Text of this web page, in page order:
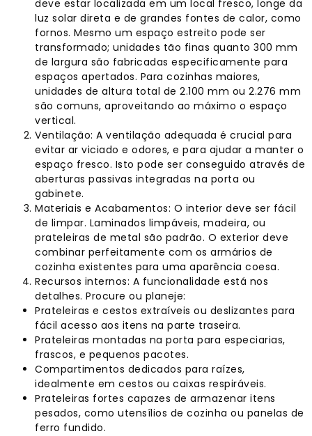
deve estar localizada em um local fresco, longe da
luz solar direta e de grandes fontes de calor, como
fornos. Mesmo um espaço estreito pode ser
transformado; unidades tão finas quanto 300 mm
de largura são fabricadas especificamente para
espaços apertados. Para cozinhas maiores,
unidades de altura total de 2.100 mm ou 2.276 mm
são comuns, aproveitando ao máximo o espaço
vertical.
Ventilação: A ventilação adequada é crucial para
evitar ar viciado e odores, e para ajudar a manter o
espaço fresco. Isto pode ser conseguido através de
aberturas passivas integradas na porta ou
gabinete.
Materiais e Acabamentos: O interior deve ser fácil
de limpar. Laminados limpáveis, madeira, ou
prateleiras de metal são padrão. O exterior deve
combinar perfeitamente com os armários de
cozinha existentes para uma aparência coesa.
Recursos internos: A funcionalidade está nos
detalhes. Procure ou planeje:
Prateleiras e cestos extraíveis ou deslizantes para
fácil acesso aos itens na parte traseira.
Prateleiras montadas na porta para especiarias,
frascos, e pequenos pacotes.
Compartimentos dedicados para raízes,
idealmente em cestos ou caixas respiráveis.
Prateleiras fortes capazes de armazenar itens
pesados, como utensílios de cozinha ou panelas de
ferro fundido.